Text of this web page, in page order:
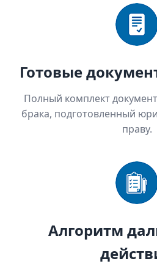
Готовые
Полный комплект
брака, подготовленный
праву.
Алгоритм